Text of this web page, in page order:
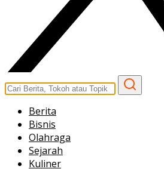
Berita
Bisnis
Olahraga
Sejarah
Kuliner